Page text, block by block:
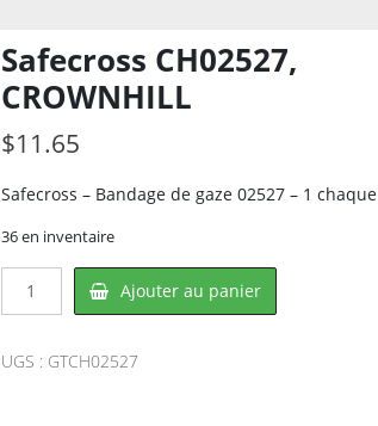
Safecross CH02527,
CROWNHILL
$11.65
Safecross – Bandage de gaze 02527 – 1 chaque
36 en inventaire
CH02527,
Ajouter au panier
UGS : GTCH02527